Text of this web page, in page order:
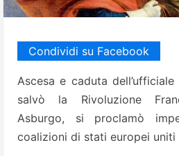
Condividi su Facebook
Ascesa e caduta
salvò la Rivoluzione
Asburgo, si proclamò
coalizioni di stati europei